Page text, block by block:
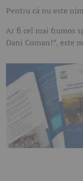
Pentru că nu este
Ar fi cel mai frumos
Dani Coman!”, este